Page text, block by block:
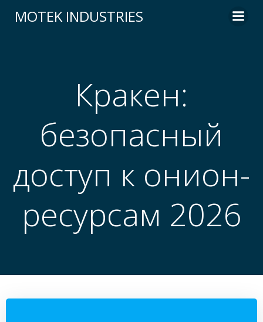
to
MOTEK INDUSTRIES
Кракен:
безопасный
доступ к онион-
ресурсам 2026